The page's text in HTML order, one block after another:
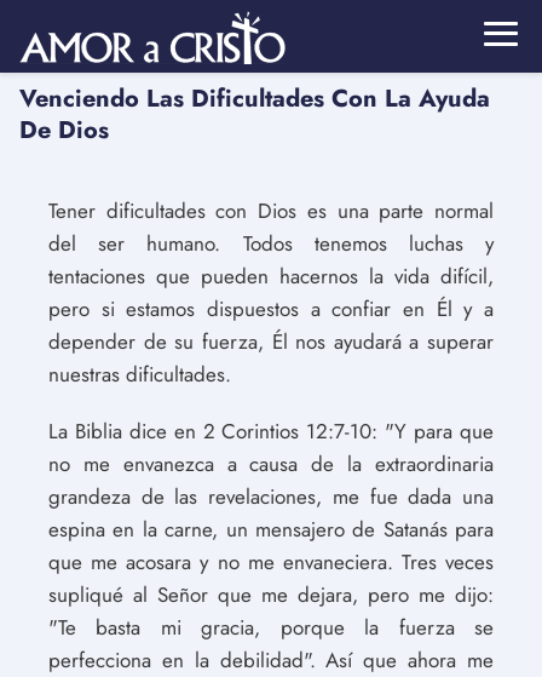
Venciendo Las Dificultades Con La Ayuda
De Dios
Tener dificultades con Dios es una parte normal
del ser humano. Todos tenemos luchas y
tentaciones que pueden hacernos la vida difícil,
pero si estamos dispuestos a confiar en Él y a
depender de su fuerza, Él nos ayudará a superar
nuestras dificultades.
La Biblia dice en 2 Corintios 12:7-10: "Y para que
no me envanezca a causa de la extraordinaria
grandeza de las revelaciones, me fue dada una
espina en la carne, un mensajero de Satanás para
que me acosara y no me envaneciera. Tres veces
supliqué al Señor que me dejara, pero me dijo:
"Te basta mi gracia, porque la fuerza se
perfecciona en la debilidad". Así que ahora me